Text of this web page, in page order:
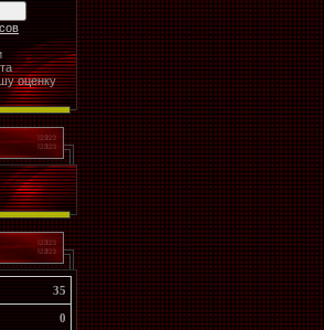
оценку
35
0